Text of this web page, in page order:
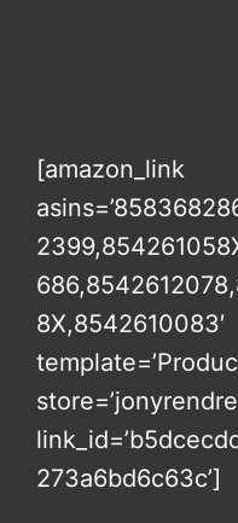
[amazon_link
8X,8542610083′
273a6bd6c63c’]